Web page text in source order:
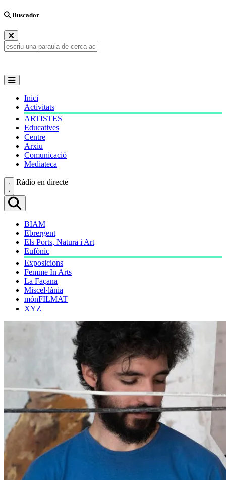
Buscador
Inici
Activitats
ARTISTES
Educatives
Centre
Arxiu
Comunicació
Mediateca
Ràdio en directe
BIAM
Ebrergent
Els Ports, Natura i Art
Eufònic
Exposicions
Femme In Arts
La Façana
Miscel·lània
mónFILMAT
XYZ